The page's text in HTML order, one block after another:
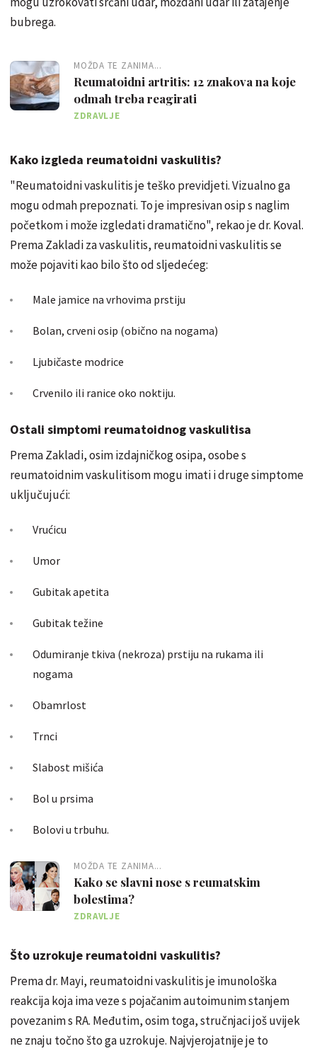
bubrega.
MOŽDA TE ZANIMA...
Reumatoidni artritis: 12 znakova na koje
odmah treba reagirati
ZDRAVLJE
Kako izgleda reumatoidni vaskulitis?
"Reumatoidni vaskulitis je teško previdjeti. Vizualno ga
mogu odmah prepoznati. To je impresivan osip s naglim
početkom i može izgledati dramatično", rekao je dr. Koval.
Prema Zakladi za vaskulitis, reumatoidni vaskulitis se
može pojaviti kao bilo što od sljedećeg:
Male jamice na vrhovima prstiju
Bolan, crveni osip (obično na nogama)
Ljubičaste modrice
Crvenilo ili ranice oko noktiju.
Ostali simptomi reumatoidnog vaskulitisa
Prema Zakladi, osim izdajničkog osipa, osobe s
reumatoidnim vaskulitisom mogu imati i druge simptome
uključujući:
Vrućicu
Umor
Gubitak apetita
Gubitak težine
Odumiranje tkiva (nekroza) prstiju na rukama ili
nogama
Obamrlost
Trnci
Slabost mišića
Bol u prsima
Bolovi u trbuhu.
MOŽDA TE ZANIMA...
Kako se slavni nose s reumatskim
bolestima?
ZDRAVLJE
Što uzrokuje reumatoidni vaskulitis?
Prema dr. Mayi, reumatoidni vaskulitis je imunološka
reakcija koja ima veze s pojačanim autoimunim stanjem
povezanim s RA. Međutim, osim toga, stručnjaci još uvijek
ne znaju točno što ga uzrokuje. Najvjerojatnije je to